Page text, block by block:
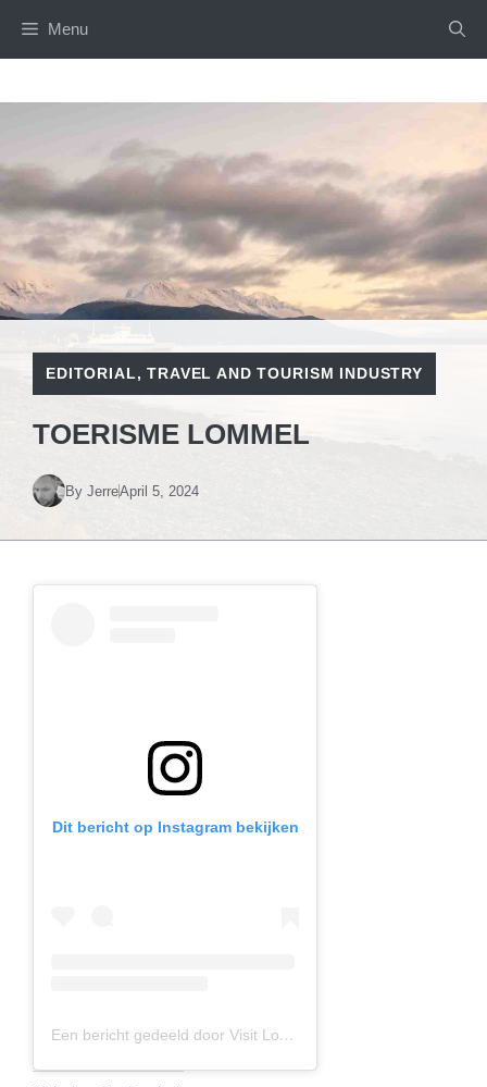
Menu
EDITORIAL,TRAVEL AND TOURISM INDUSTRY
TOERISME LOMMEL
By JerreApril 5, 2024
Dit bericht op Instagram bekijken
Een bericht gedeeld door Visit Lommel (@toerismelommel)